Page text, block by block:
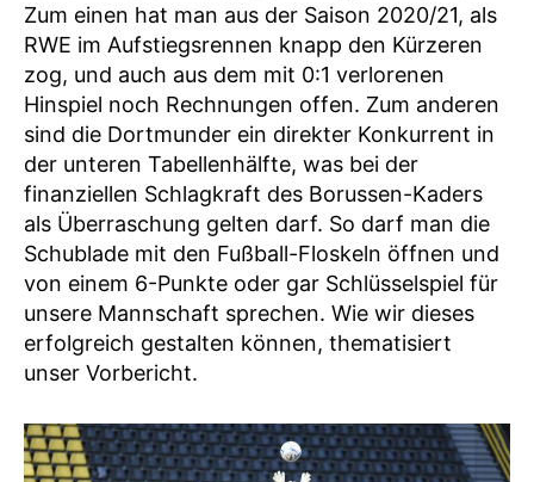
Zum einen hat man aus der Saison 2020/21, als
RWE im Aufstiegsrennen knapp den Kürzeren
zog, und auch aus dem mit 0:1 verlorenen
Hinspiel noch Rechnungen offen. Zum anderen
sind die Dortmunder ein direkter Konkurrent in
der unteren Tabellenhälfte, was bei der
finanziellen Schlagkraft des Borussen-Kaders
als Überraschung gelten darf. So darf man die
Schublade mit den Fußball-Floskeln öffnen und
von einem 6-Punkte oder gar Schlüsselspiel für
unsere Mannschaft sprechen. Wie wir dieses
erfolgreich gestalten können, thematisiert
unser Vorbericht.